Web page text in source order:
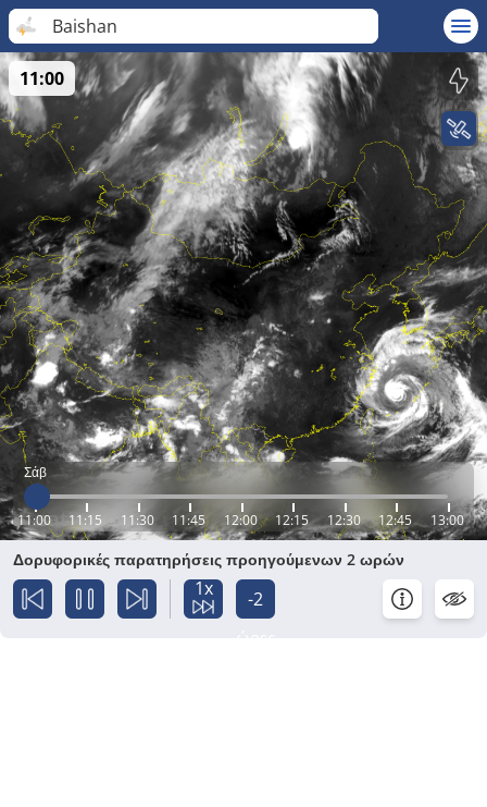
Baishan
Σάβ
11:00 11:15 11:30 11:45 12:00 12:15 12:30 12:45 13:00
11:00
Δορυφορικές παρατηρήσεις προηγούμενων 2 ωρών
1x
-2